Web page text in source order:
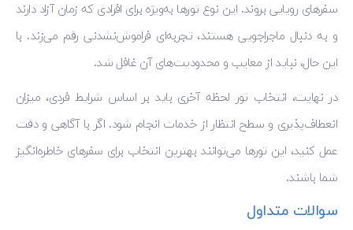
سفرهای رویایی بروند. این نوع تورها به‌ویژه برای افرادی که زمان آزاد دارند
و به دنبال ماجراجویی هستند، تجربه‌ای فراموش‌نشدنی رقم می‌زند. با
این حال، نباید از معایب و محدودیت‌های آن غافل شد.
در نهایت، انتخاب تور لحظه آخری باید بر اساس شرایط فردی، میزان
انعطاف‌پذیری و سطح انتظار از خدمات انجام شود. اگر با آگاهی و دقت
عمل کنید، این تورها می‌توانند بهترین انتخاب برای سفرهای خاطره‌انگیز
شما باشند.
سوالات متداول